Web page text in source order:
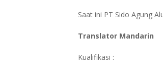
Saat ini PT Sido Agung
Translator Mandarin
Kualifikasi :